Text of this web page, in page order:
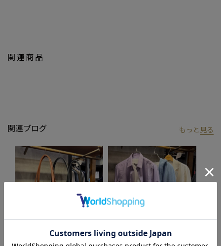
ランドです。
関連商品
関連ブログ もっと 見る
2026.07.03 2026.06.29